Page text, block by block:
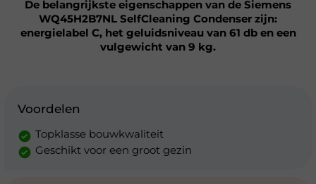
De belangrijkste eigenschappen van de Siemens
WQ45H2B7NL SelfCleaning Condenser zijn:
energielabel C, het geluidsniveau van 61 db en een
vulgewicht van 9 kg.
Voordelen
Topklasse bouwkwaliteit
Geschikt voor een groot gezin